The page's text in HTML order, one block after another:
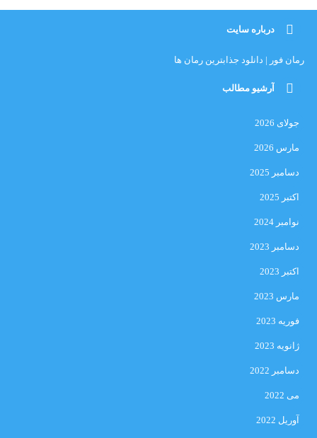
درباره سایت
رمان فور | دانلود جذابترین رمان ها
آرشیو مطالب
جولای 2026
مارس 2026
دسامبر 2025
اکتبر 2025
نوامبر 2024
دسامبر 2023
اکتبر 2023
مارس 2023
فوریه 2023
ژانویه 2023
دسامبر 2022
می 2022
آوریل 2022